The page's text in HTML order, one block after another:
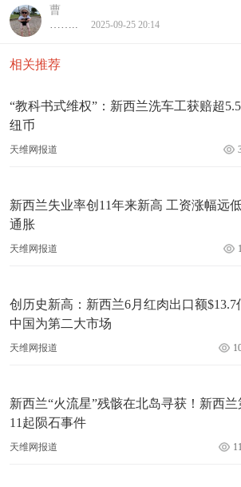
曹
2025-09-25 20:14
相关推荐
“教科书式维权”：新西兰洗车工获赔超
纽币
天维网报道
新西兰失业率创11年来新高 工资涨幅远
通胀
天维网报道
创历史新高：新西兰6月红肉出口额$13.7
中国为第二大市场
天维网报道
新西兰“火流星”残骸在北岛寻获！新西兰
11起陨石事件
天维网报道